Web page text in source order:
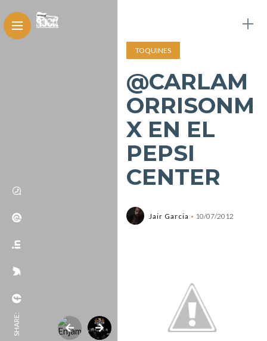
SHARE:
TOQUINES
@CARLAM
ORRISONM
X EN EL
PEPSI
CENTER
Jair Garcia 10/07/2012